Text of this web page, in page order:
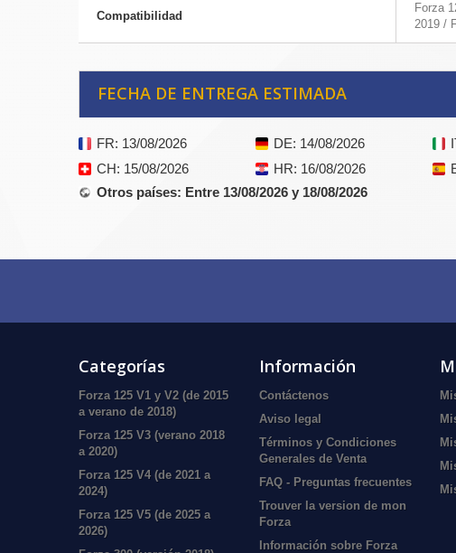
Compatibilidad
Forza
2019 /
FECHA DE ENTREGA ESTIMADA
FR: 13/08/2026 DE: 14/08/2026
CH: 15/08/2026 HR: 16/08/2026
Otros países: Entre 13/08/2026 y 18/08/2026
Categorías
Forza 125 V1 y V2 (de 2015
a verano de 2018)
Forza 125 V3 (verano 2018
a 2020)
Forza 125 V4 (de 2021 a
2024)
Forza 125 V5 (de 2025 a
2026)
Información
Contáctenos
Aviso legal
Términos y Condiciones
Generales de Venta
FAQ - Preguntas frecuentes
Trouver la version de mon
Forza
Información sobre Forza